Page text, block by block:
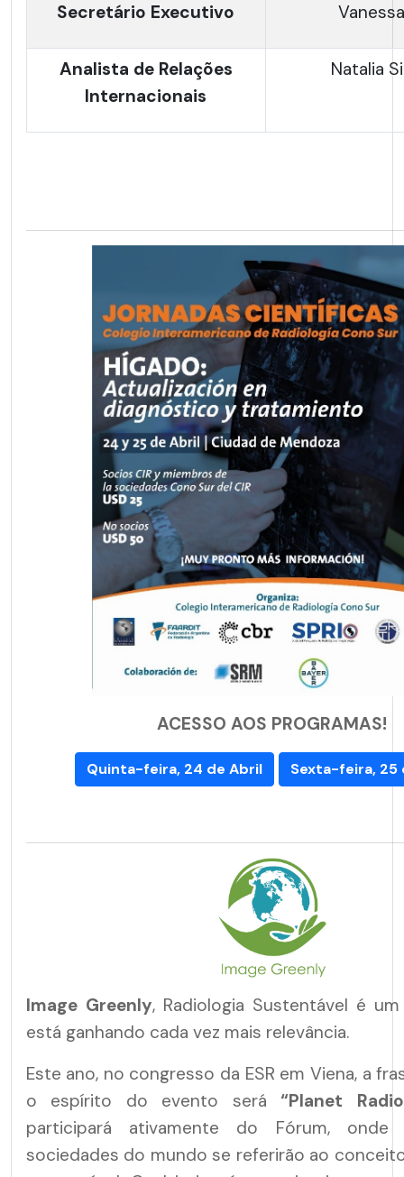
Secretário Executivo
Analista de Relações
Internacionais
Natalia
ACESSO AOS PROGRAMAS!
Quinta-feira, 24 de Abril Sexta-feira, 25
Image Greenly, Radiologia Sustentável é
está ganhando cada vez mais relevância.
Este ano, no congresso da ESR em Viena, a
o espírito do evento será“Planet
participará ativamente do Fórum, onde
sociedades do mundo se referirão ao